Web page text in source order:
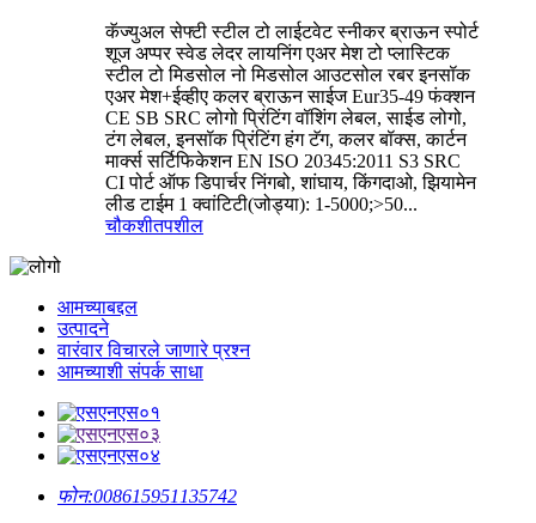
कॅज्युअल सेफ्टी स्टील टो लाईटवेट स्नीकर ब्राऊन स्पोर्ट
शूज अप्पर स्वेड लेदर लायनिंग एअर मेश टो प्लास्टिक
स्टील टो मिडसोल नो मिडसोल आउटसोल रबर इनसॉक
एअर मेश+ईव्हीए कलर ब्राऊन साईज Eur35-49 फंक्शन
CE SB SRC लोगो प्रिंटिंग वॉशिंग लेबल, साईड लोगो,
टंग लेबल, इनसॉक प्रिंटिंग हंग टॅग, कलर बॉक्स, कार्टन
मार्क्स सर्टिफिकेशन EN ISO 20345:2011 S3 SRC
CI पोर्ट ऑफ डिपार्चर निंगबो, शांघाय, किंगदाओ, झियामेन
लीड टाईम 1 क्वांटिटी(जोड्या): 1-5000;>50...
चौकशीतपशील
आमच्याबद्दल
उत्पादने
वारंवार विचारले जाणारे प्रश्न
आमच्याशी संपर्क साधा
फोन:008615951135742